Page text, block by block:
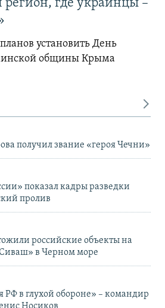
где украинцы –
установить День
общины Крыма
получил звание «героя Чечни»
показал кадры разведки
пролив
российские объекты на
в Черном море
в глухой обороне» – командир